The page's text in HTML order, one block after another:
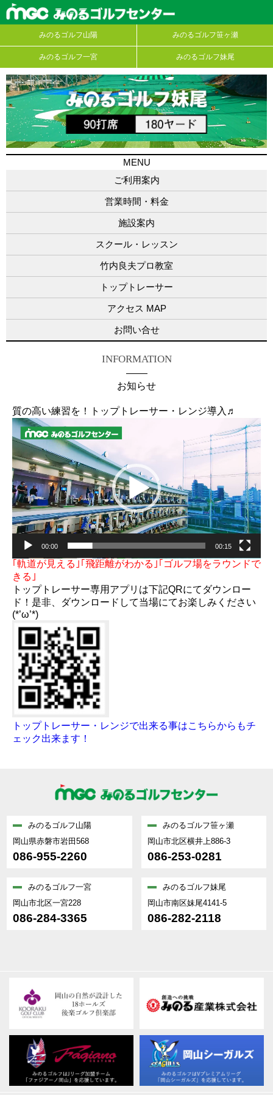
みのるゴルフ山陽 みのるゴルフ笹ヶ瀬
みのるゴルフ一宮 みのるゴルフ妹尾
MENU
ご利用案内
営業時間・料金
施設案内
スクール・レッスン
竹内良夫プロ教室
トップトレーサー
アクセス MAP
お問い合せ
INFORMATION
お知らせ
質の高い練習を！トップトレーサー・レンジ導入♬
動
画
プ
レ
ー
ヤ
ー
00:00 00:15
｢軌道が見える｣｢飛距離がわかる｣｢ゴルフ場をラウンドで
きる｣
トップトレーサー専用アプリは下記QRにてダウンロー
ド！是非、ダウンロードして当場にてお楽しみください
(*’ω’*)
トップトレーサー・レンジで出来る事はこちらからもチ
ェック出来ます！
みのるゴルフ山陽
岡山県赤磐市岩田568
086-955-2260
みのるゴルフ笹ヶ瀬
岡山市北区横井上886-3
086-253-0281
みのるゴルフ一宮
岡山市北区一宮228
086-284-3365
みのるゴルフ妹尾
岡山市南区妹尾4141-5
086-282-2118